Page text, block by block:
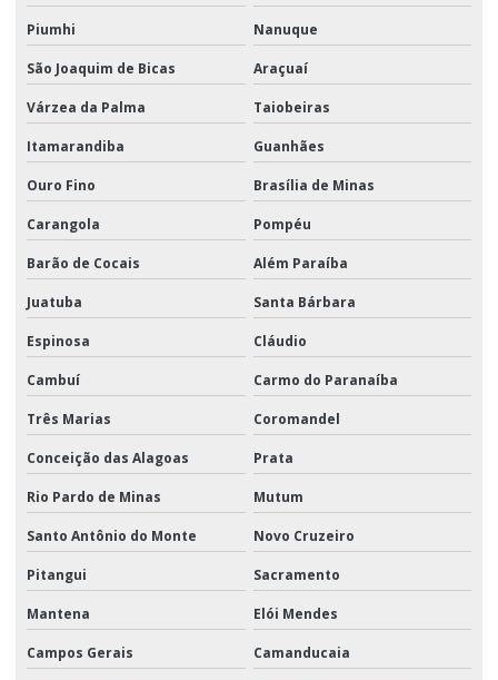
Piumhi Nanuque
São Joaquim de Bicas Araçuaí
Várzea da Palma Taiobeiras
Itamarandiba Guanhães
Ouro Fino Brasília de Minas
Carangola Pompéu
Barão de Cocais Além Paraíba
Juatuba Santa Bárbara
Espinosa Cláudio
Cambuí Carmo do Paranaíba
Três Marias Coromandel
Conceição das Alagoas Prata
Rio Pardo de Minas Mutum
Santo Antônio do Monte Novo Cruzeiro
Pitangui Sacramento
Mantena Elói Mendes
Campos Gerais Camanducaia